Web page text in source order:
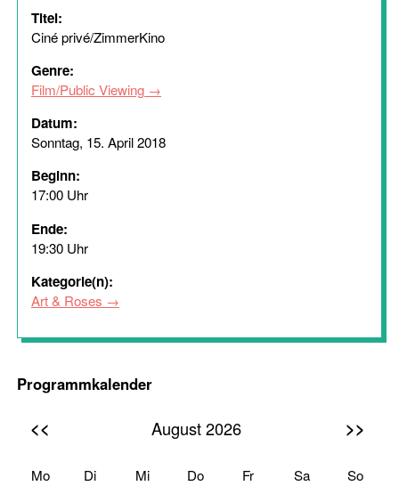
Titel:
Ciné privé/ZimmerKino
Genre:
Film/Public Viewing
Datum:
Sonntag, 15. April 2018
Beginn:
17:00 Uhr
Ende:
19:30 Uhr
Kategorie(n):
Art & Roses
Programmkalender
<< August 2026 >>
Mo Di Mi Do Fr Sa So